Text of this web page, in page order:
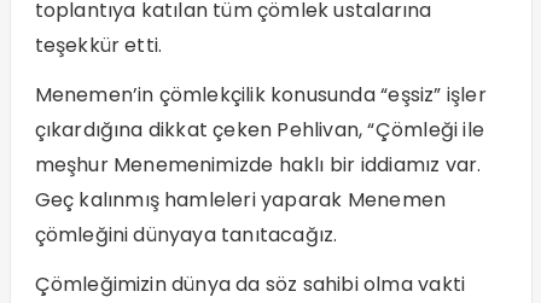
toplantıya katılan tüm çömlek ustalarına
teşekkür etti.
Menemen’in çömlekçilik konusunda “eşsiz” işler
çıkardığına dikkat çeken Pehlivan, “Çömleği ile
meşhur Menemenimizde haklı bir iddiamız var.
Geç kalınmış hamleleri yaparak Menemen
çömleğini dünyaya tanıtacağız.
Çömleğimizin dünya da söz sahibi olma vakti